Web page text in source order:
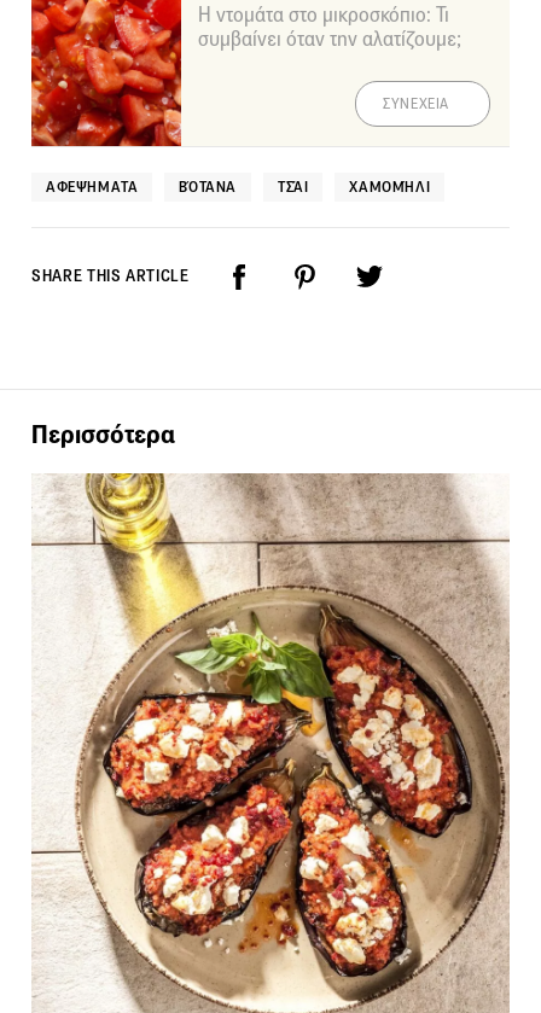
Η ντομάτα στο μικροσκόπιο: Τι
συμβαίνει όταν την αλατίζουμε;
ΣΥΝΕΧΕΙΑ
ΑΦΕΨΉΜΑΤΑ ΒΌΤΑΝΑ ΤΣΆΙ ΧΑΜΟΜΉΛΙ
SHARE THIS ARTICLE
Περισσότερα